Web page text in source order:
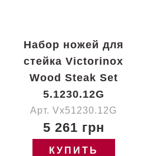
Набор ножей для
стейка Victorinox
Wood Steak Set
5.1230.12G
Арт. Vx51230.12G
5 261 грн
КУПИТЬ